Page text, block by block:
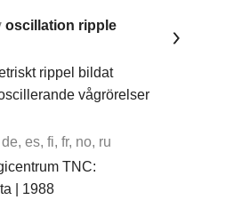
oscillation ripple
rippel bildat
vågrörelser
es, fi, fr, no, ru
TNC:
| 1988